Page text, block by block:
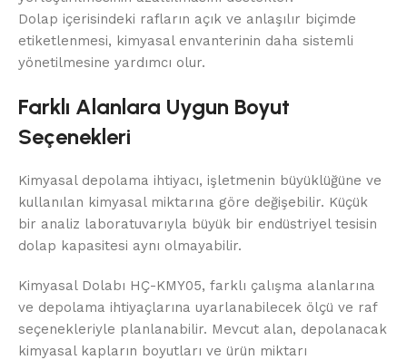
Dolap içerisindeki rafların açık ve anlaşılır biçimde
etiketlenmesi, kimyasal envanterinin daha sistemli
yönetilmesine yardımcı olur.
Farklı Alanlara Uygun Boyut
Seçenekleri
Kimyasal depolama ihtiyacı, işletmenin büyüklüğüne ve
kullanılan kimyasal miktarına göre değişebilir. Küçük
bir analiz laboratuvarıyla büyük bir endüstriyel tesisin
dolap kapasitesi aynı olmayabilir.
Kimyasal Dolabı HÇ-KMY05, farklı çalışma alanlarına
ve depolama ihtiyaçlarına uyarlanabilecek ölçü ve raf
seçenekleriyle planlanabilir. Mevcut alan, depolanacak
kimyasal kapların boyutları ve ürün miktarı